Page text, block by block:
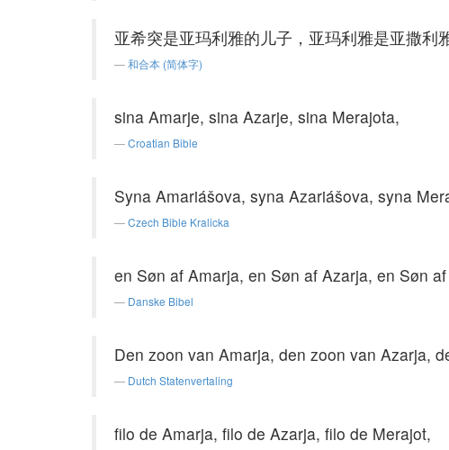
亚希突是亚玛利雅的儿子，亚玛利雅是亚撒利
和合本 (简体字)
sina Amarje, sina Azarje, sina Merajota,
Croatian Bible
Syna Amariášova, syna Azariášova, syna
Czech Bible Kralicka
en Søn af Amarja, en Søn af Azarja, en Søn
Danske Bibel
Den zoon van Amarja, den zoon van Azarja,
Dutch Statenvertaling
filo de Amarja, filo de Azarja, filo de Merajot,